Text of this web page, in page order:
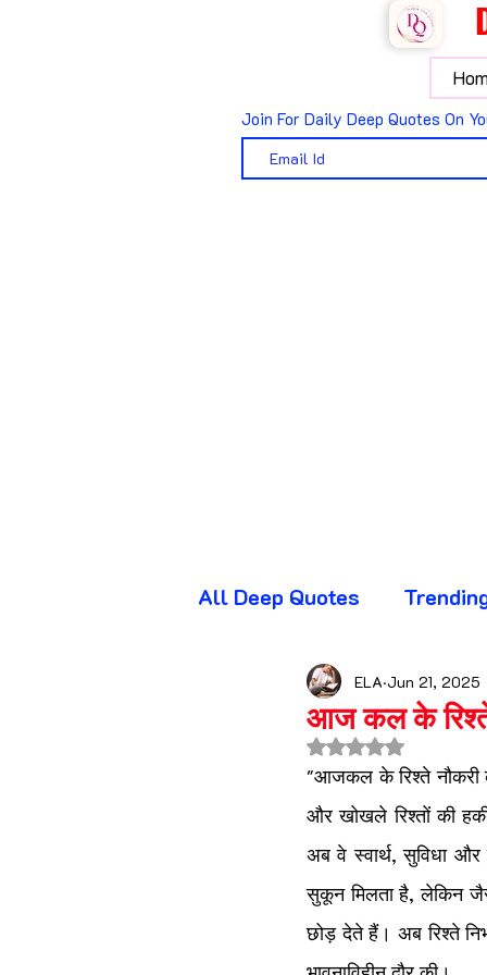
Join For Daily Deep Quotes On
All Deep Quotes
Wednesday Quotes
Friday Quotes
Awareness Quotes
Beautiful Quotes
आज कल के रिश्ते
ELA Jun 21, 2025
Rated NaN out of
"आजकल के रिश्ते नौकरी
और खोखले रिश्तों की
अब वे स्वार्थ, सुविधा
सुकून मिलता है, लेकिन
छोड़ देते हैं। अब रिश्ते